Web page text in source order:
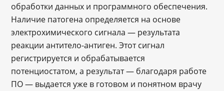
обработки данных и программного обеспечения.
Наличие патогена определяется на основе
электрохимического сигнала — результата
реакции антитело-антиген. Этот сигнал
регистрируется и обрабатывается
потенциостатом, а результат ― благодаря работе
ПО ― выдается уже в готовом и понятном врачу